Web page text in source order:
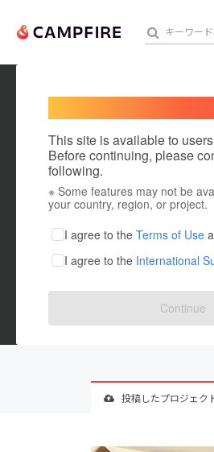
人気のプ
アー
テクノ
映像
ビジ
まち
This site is available to
Before continuing, please
following.
※ Some features may not be
your country, region, or project.
I agree to the Terms of Use
I agree to the International
Continue
投稿したプロジェク